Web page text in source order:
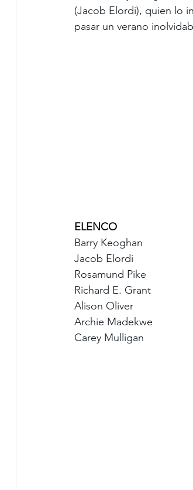
(Jacob Elordi), quien lo
pasar un verano
ELENCO
Barry Keoghan
Jacob Elordi
Rosamund Pike
Richard E. Grant
Alison Oliver
Archie Madekwe
Carey Mulligan